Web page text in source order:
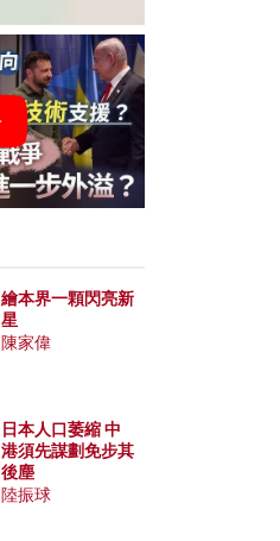
繪本界一顆閃亮新
星
陳家偉
日本人口萎縮 中
港須先謀劃免步其
後塵
陸振球